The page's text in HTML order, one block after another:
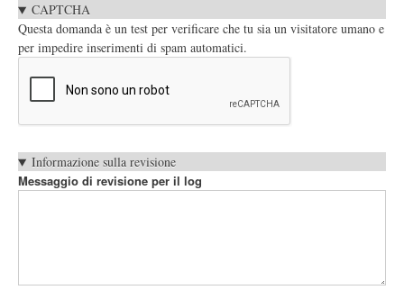
CAPTCHA
Questa domanda è un test per verificare che tu sia un visitatore umano e
per impedire inserimenti di spam automatici.
Schede
Verticali
Informazione sulla revisione
Messaggio di revisione per il log